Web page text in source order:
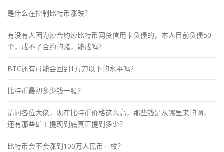
是什么在控制比特币涨跌？
有没有人因为炒合约炒比特币网贷信用卡负债的，本人目前负债50
个，戒不了合约的赌，能戒吗？
BTC还有可能会回到1万刀以下的水平吗？
比特币最初多少钱一股？
请问各位大佬，现在比特币价格这么高，那些钱是从哪里来的啊，
还有那些矿工提现到底真正提到多少？
比特币会不会涨到100万人民币一枚？